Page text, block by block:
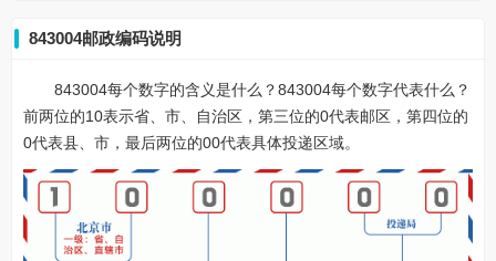
843004邮政编码说明
843004每个数字的含义是什么？843004每个数字代表什么？
前两位的10表示省、市、自治区，第三位的0代表邮区，第四位的
0代表县、市，最后两位的00代表具体投递区域。